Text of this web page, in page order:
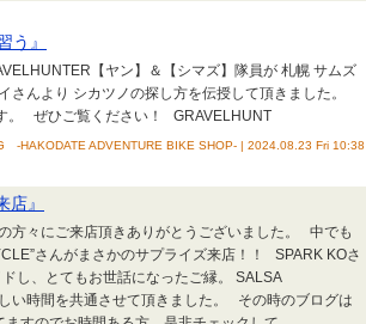
う』
【ヤン】＆【シマズ】隊員が 札幌 サムズ
さんより シカツノの探し方を伝授して頂きました。
。 ぜひご覧ください！ GRAVELHUNT
-HAKODATE ADVENTURE BIKE SHOP- | 2024.08.23 Fri 10:38
店』
方々にご来店頂きありがとうございました。 中でも
さんがまさかのサプライズ来店！！ SPARK KOさ
し、とてもお世話になったご縁。 SALSA
い時間を共通させて頂きました。 その時のブログは